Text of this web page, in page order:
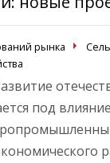
рынка
под